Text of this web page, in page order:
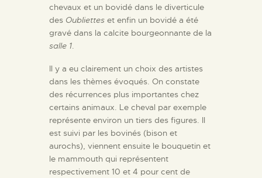
chevaux et un bovidé dans le diverticule
des Oubliettes et enfin un bovidé a été
gravé dans la calcite bourgeonnante de la
salle 1.
Il y a eu clairement un choix des artistes
dans les thèmes évoqués. On constate
des récurrences plus importantes chez
certains animaux. Le cheval par exemple
représente environ un tiers des figures. Il
est suivi par les bovinés (bison et
aurochs), viennent ensuite le bouquetin et
le mammouth qui représentent
respectivement 10 et 4 pour cent de